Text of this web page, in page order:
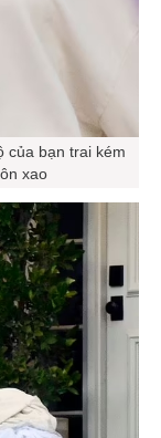
của bạn trai kém
xao